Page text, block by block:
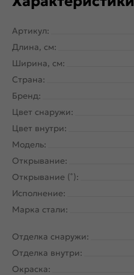
Артикул:
Длина, см:
Ширина, см:
Страна:
Бренд:
Цвет снаружи:
Цвет внутри:
Модель:
Открывание:
Открывание (˚):
Исполнение:
Марка стали:
Отделка снаружи:
Отделка внутри:
Окраска: